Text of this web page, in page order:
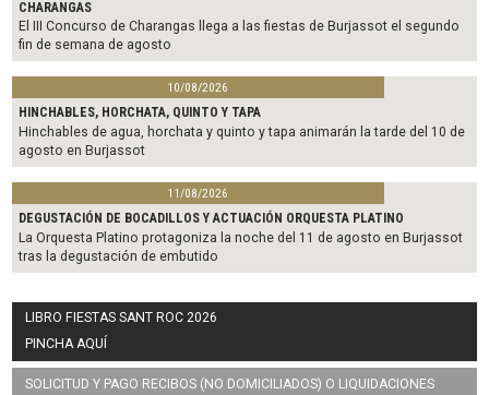
CHARANGAS
El III Concurso de Charangas llega a las fiestas de Burjassot el segundo
fin de semana de agosto
10/08/2026
HINCHABLES, HORCHATA, QUINTO Y TAPA
Hinchables de agua, horchata y quinto y tapa animarán la tarde del 10 de
agosto en Burjassot
11/08/2026
DEGUSTACIÓN DE BOCADILLOS Y ACTUACIÓN ORQUESTA PLATINO
La Orquesta Platino protagoniza la noche del 11 de agosto en Burjassot
tras la degustación de embutido
LIBRO FIESTAS SANT ROC 2026
PINCHA AQUÍ
SOLICITUD Y PAGO RECIBOS (NO DOMICILIADOS) O LIQUIDACIONES